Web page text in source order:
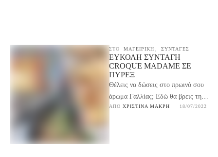
ΣΤΟ ΜΑΓΕΙΡΙΚΉ ΣΥΝΤΑΓΕΣ
ΕΎΚΟΛΗ ΣΥΝΤΑΓΉ
CROQUE MADAME ΣΕ
ΠΥΡΈΞ
Θέλεις να δώσεις στο πρωινό σου
άρωμα Γαλλίας; Εδώ θα βρεις την
πιο εύκολη συνταγή Croque
ΑΠΌ ΧΡΙΣΤΊΝΑ ΜΑΚΡΉ 18/07/2022